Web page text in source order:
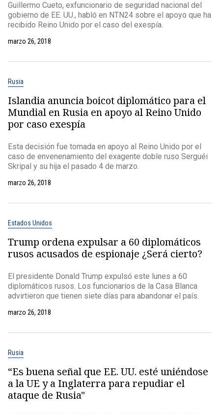
Guillermo Cueto, exfuncionario de seguridad nacional del
gobierno de EE. UU., habló en NTN24 sobre el apoyo que ha
recibido Reino Unido por el caso del exespía.
marzo 26, 2018
Rusia
Islandia anuncia boicot diplomático para el
Mundial en Rusia en apoyo al Reino Unido
por caso exespía
Esta decisión fue tomada en apoyo al Reino Unido por el
caso de envenenamiento del exagente doble ruso Serguéi
Skripal y su hija el pasado 4 de marzo.
marzo 26, 2018
Estados Unidos
Trump ordena expulsar a 60 diplomáticos
rusos acusados de espionaje ¿Será cierto?
El presidente Donald Trump expulsó este lunes a 60
diplomáticos rusos. Los funcionarios de la Casa Blanca
advirtieron que tienen siete días para abandonar el país.
marzo 26, 2018
Rusia
“Es buena señal que EE. UU. esté uniéndose
a la UE y a Inglaterra para repudiar el
ataque de Rusia"